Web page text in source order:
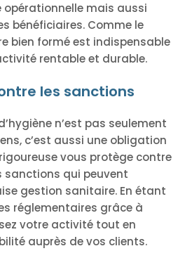
opérationnelle mais aussi
bénéficiaires. Comme le
bien formé est indispensable
rentable et durable.
les sanctions
n’est pas seulement
c’est aussi une obligation
vous protège contre
sanctions qui peuvent
gestion sanitaire. En étant
réglementaires grâce à
votre activité tout en
auprès de vos clients.